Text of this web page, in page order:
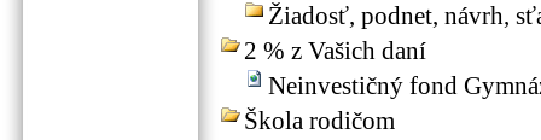
Žiadosť, podnet, návrh,
2 % z Vašich daní
Neinvestičný fond
Škola rodičom